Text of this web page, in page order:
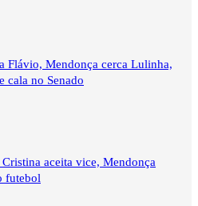
Flávio, Mendonça cerca Lulinha,
cala no Senado
aceita vice, Mendonça
futebol